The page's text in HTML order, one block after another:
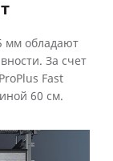
мм обладают
За счет
Fast
60 см.